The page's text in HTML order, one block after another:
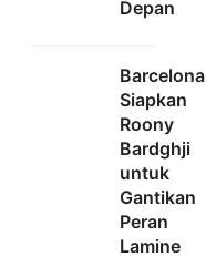
Depan
Barcelona
Siapkan
Roony
Bardghji
untuk
Gantikan
Peran
Lamine